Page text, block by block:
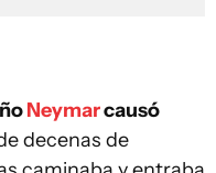
Neymarcausó
decenas de